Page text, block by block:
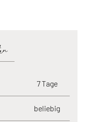
7 Tage
beliebig